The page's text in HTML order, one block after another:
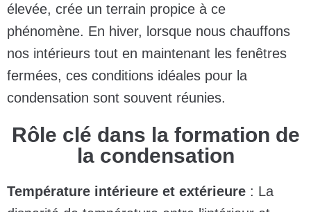
élevée, crée un terrain propice à ce
phénomène. En hiver, lorsque nous chauffons
nos intérieurs tout en maintenant les fenêtres
fermées, ces conditions idéales pour la
condensation sont souvent réunies.
Rôle clé dans la formation de
la condensation
Température intérieure et extérieure : La